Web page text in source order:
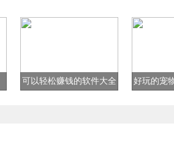
交友app
可以轻松赚钱的软件大全 好玩的宠